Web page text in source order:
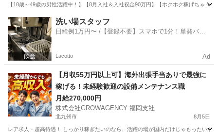
【18歳～49歳の男性活躍中！】【8月入社＆入社祝金90万円】【ホクホク稼げちゃ
福岡 北九州市 その他
洗い場スタッフ
日給例1万円〜 /【登録不要】スマホで1分！単発バイ
Lacotto Ad
【月収55万円以上可】海外出張手当ありで最強に
稼げる！未経験歓迎の設備メンテナンス職
月給270,000円
株式会社GROWAGENCY 福岡支社
北九州市 8月5日
レア求人・超高待遇！ しっかり稼ぎたいのなら、活躍の場が国内だけじゃもったい